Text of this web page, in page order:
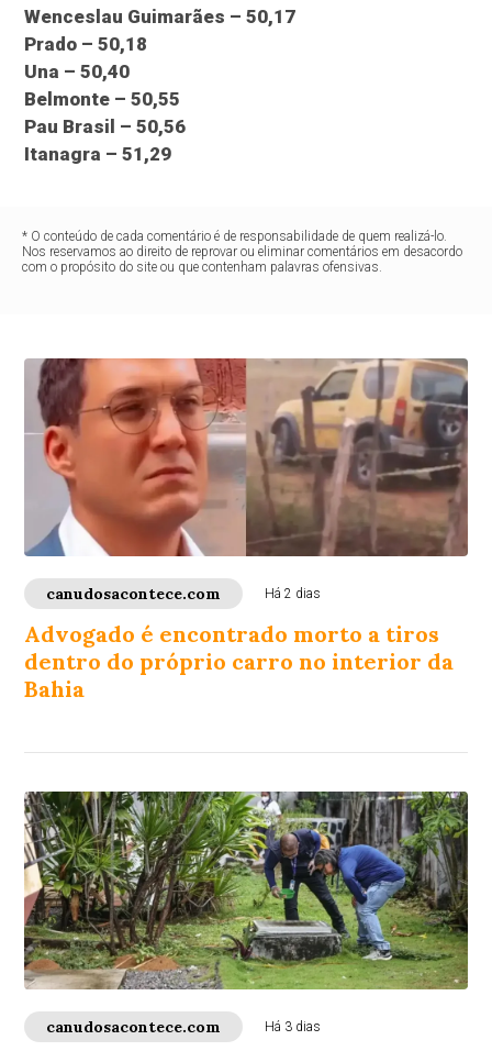
Wenceslau Guimarães – 50,17
Prado – 50,18
Una – 50,40
Belmonte – 50,55
Pau Brasil – 50,56
Itanagra – 51,29
* O conteúdo de cada comentário é de responsabilidade de quem realizá-lo.
Nos reservamos ao direito de reprovar ou eliminar comentários em desacordo
com o propósito do site ou que contenham palavras ofensivas.
canudosacontece.com Há 2 dias
Advogado é encontrado morto a tiros
dentro do próprio carro no interior da
Bahia
canudosacontece.com Há 3 dias